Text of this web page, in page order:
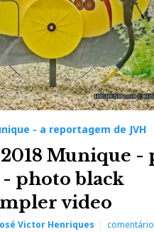
- a reportagem de JVH
Munique -
- photo black
video
Victor Henriques